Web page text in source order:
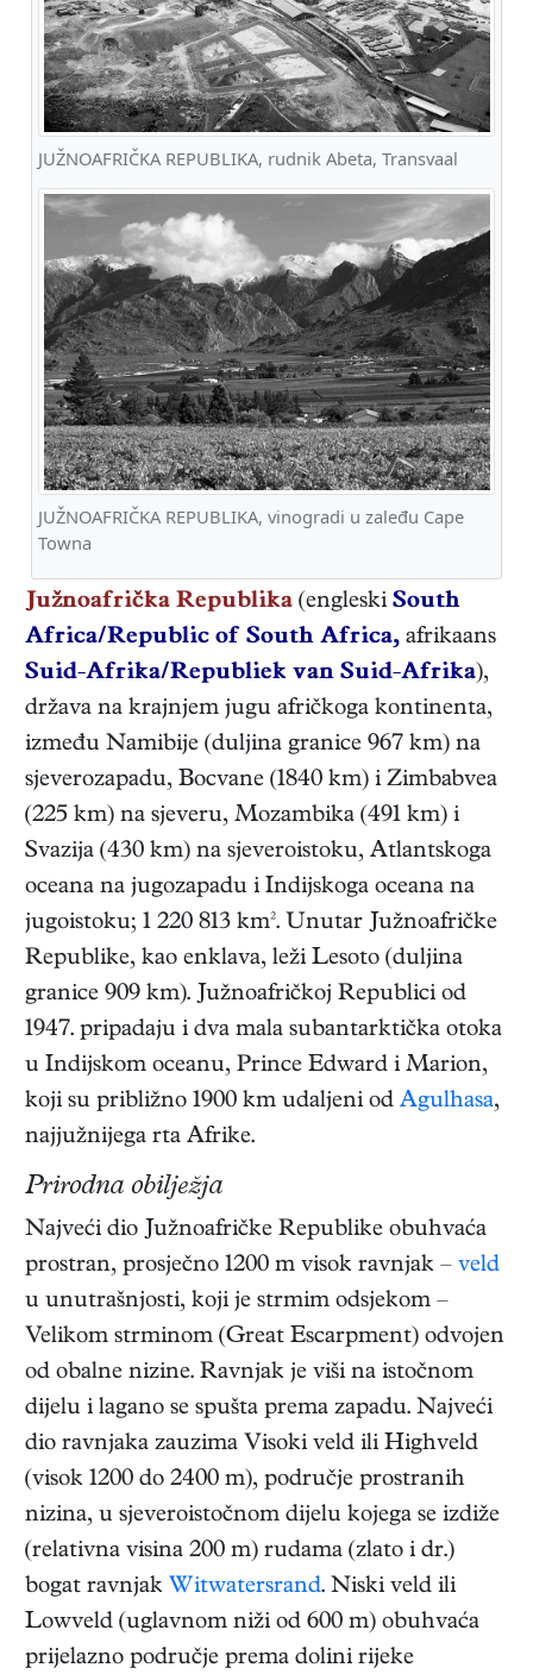
JUŽNOAFRIČKA REPUBLIKA, rudnik Abeta, Transvaal
JUŽNOAFRIČKA REPUBLIKA, vinogradi u zaleđu Cape
Towna
Južnoafrička Republika (engleski South
Africa/Republic of South Africa, afrikaans
Suid-Afrika/Republiek van Suid-Afrika),
država na krajnjem jugu afričkoga kontinenta,
između Namibije (duljina granice 967 km) na
sjeverozapadu, Bocvane (1840 km) i Zimbabvea
(225 km) na sjeveru, Mozambika (491 km) i
Svazija (430 km) na sjeveroistoku, Atlantskoga
oceana na jugozapadu i Indijskoga oceana na
jugoistoku; 1 220 813 km². Unutar Južnoafričke
Republike, kao enklava, leži Lesoto (duljina
granice 909 km). Južnoafričkoj Republici od
1947. pripadaju i dva mala subantarktička otoka
u Indijskom oceanu, Prince Edward i Marion,
koji su približno 1900 km udaljeni od Agulhasa,
najjužnijega rta Afrike.
Prirodna obilježja
Najveći dio Južnoafričke Republike obuhvaća
prostran, prosječno 1200 m visok ravnjak – veld
u unutrašnjosti, koji je strmim odsjekom –
Velikom strminom (Great Escarpment) odvojen
od obalne nizine. Ravnjak je viši na istočnom
dijelu i lagano se spušta prema zapadu. Najveći
dio ravnjaka zauzima Visoki veld ili Highveld
(visok 1200 do 2400 m), područje prostranih
nizina, u sjeveroistočnom dijelu kojega se izdiže
(relativna visina 200 m) rudama (zlato i dr.)
bogat ravnjak Witwatersrand. Niski veld ili
Lowveld (uglavnom niži od 600 m) obuhvaća
prijelazno područje prema dolini rijeke